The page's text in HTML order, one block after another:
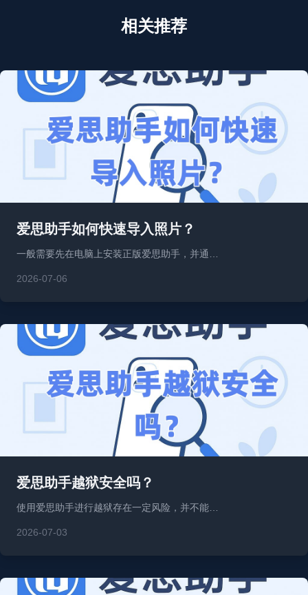
相关推荐
爱思助手如何快速导入照片？
一般需要先在电脑上安装正版爱思助手，并通…
2026-07-06
爱思助手越狱安全吗？
使用爱思助手进行越狱存在一定风险，并不能…
2026-07-03